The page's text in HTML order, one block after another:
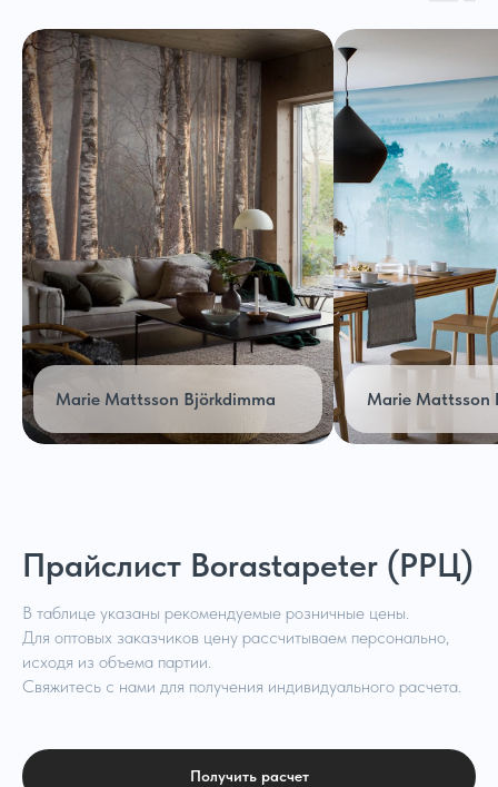
Marie Mattsson Björkdimma Marie Mattsson
Прайслист Borastapeter (РРЦ)
В таблице указаны рекомендуемые розничные цены.
Для оптовых заказчиков цену рассчитываем персонально,
исходя из объема партии.
Свяжитесь с нами для получения индивидуального расчета.
Получить расчет